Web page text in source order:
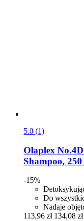
5.0 (1)
Olaplex
Shampoo,
-15%
Do
Nadaje
113,96 zł 134,08 zł